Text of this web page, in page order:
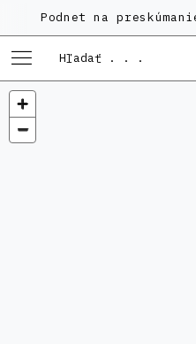
Podnet na preskúmanie